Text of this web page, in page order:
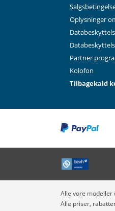
Oplysninger
Partner
Kolofon
Tilbagekald
Alle vore modeller
Alle priser,